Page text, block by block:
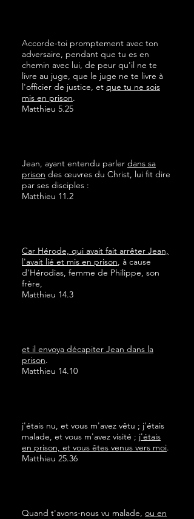
Accorde-toi promptement avec ton
adversaire, pendant que tu es en
chemin avec lui, de peur qu'il ne te
livre au juge, que le juge ne te livre à
l'officier de justice, et que tu ne sois
mis en prison.
Matthieu 5.25
Jean, ayant entendu parler dans sa
prison des œuvres du Christ, lui fit dire
par ses disciples :
Matthieu 11.2
Car Hérode, qui avait fait arrêter Jean,
l'avait lié et mis en prison, à cause
d'Hérodias, femme de Philippe, son
frère,
Matthieu 14.3
et il envoya décapiter Jean dans la
prison.
Matthieu 14.10
j'étais nu, et vous m'avez vêtu ; j'étais
malade, et vous m'avez visité ; j'étais
en prison, et vous êtes venus vers moi.
Matthieu 25.36
Quand t'avons-nous vu malade, ou en